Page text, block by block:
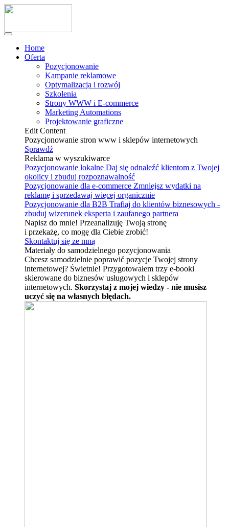
Home
Oferta
Pozycjonowanie
Kampanie reklamowe
Optymalizacja i rozwój
Szkolenia
Strony WWW i E-commerce
Marketing Automations
Projektowanie graficzne
Edit Content
Pozycjonowanie stron www i sklepów internetowych
Sprawdź
Reklama w wyszukiwarce
Pozycjonowanie lokalne Daj się odnaleźć klientom z Twojej
okolicy i zbuduj rozpoznawalność
Pozycjonowanie dla e-commerce Zmniejsz wydatki na
reklamę i sprzedawaj więcej organicznie
Pozycjonowanie dla B2B Trafiaj do klientów biznesowych -
zbuduj wizerunek eksperta i zaufanego partnera
Napisz do mnie! Przeanalizuję Twoją stronę
i przekażę, co mogę dla Ciebie zrobić!
Skontaktuj się ze mną
Materiały do samodzielnego pozycjonowania
Chcesz samodzielnie poprawić pozycje Twojej strony
internetowej? Świetnie! Przygotowałem trzy e-booki
skierowane do biznesów usługowych i sklepów
internetowych. Skorzystaj z mojej wiedzy - nie musisz
uczyć się na własnych błędach.